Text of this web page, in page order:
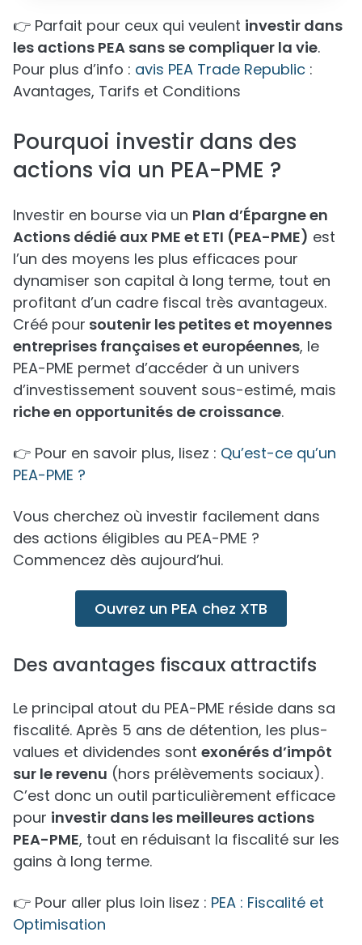
👉 Parfait pour ceux qui veulent investir dans
les actions PEA sans se compliquer la vie.
Pour plus d’info : avis PEA Trade Republic :
Avantages, Tarifs et Conditions
Pourquoi investir dans des
actions via un PEA-PME ?
Investir en bourse via un Plan d’Épargne en
Actions dédié aux PME et ETI (PEA-PME) est
l’un des moyens les plus efficaces pour
dynamiser son capital à long terme, tout en
profitant d’un cadre fiscal très avantageux.
Créé pour soutenir les petites et moyennes
entreprises françaises et européennes, le
PEA-PME permet d’accéder à un univers
d’investissement souvent sous-estimé, mais
riche en opportunités de croissance.
👉 Pour en savoir plus, lisez : Qu’est-ce qu’un
PEA-PME ?
Vous cherchez où investir facilement dans
des actions éligibles au PEA-PME ?
Commencez dès aujourd’hui.
Ouvrez un PEA chez XTB
Des avantages fiscaux attractifs
Le principal atout du PEA-PME réside dans sa
fiscalité. Après 5 ans de détention, les plus-
values et dividendes sont exonérés d’impôt
sur le revenu (hors prélèvements sociaux).
C’est donc un outil particulièrement efficace
pour investir dans les meilleures actions
PEA-PME, tout en réduisant la fiscalité sur les
gains à long terme.
👉 Pour aller plus loin lisez : PEA : Fiscalité et
Optimisation